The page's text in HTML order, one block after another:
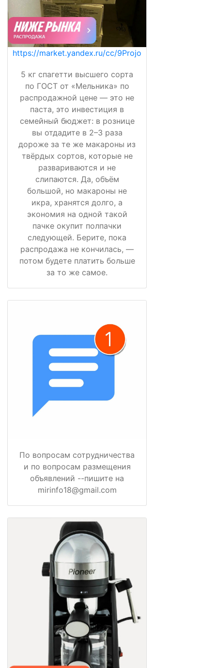
https://market.yandex.ru/cc/9Projo
5 кг спагетти высшего сорта
по ГОСТ от «Мельника» по
распродажной цене — это не
паста, это инвестиция в
семейный бюджет: в рознице
вы отдадите в 2–3 раза
дороже за те же макароны из
твёрдых сортов, которые не
развариваются и не
слипаются. Да, объём
большой, но макароны не
икра, хранятся долго, а
экономия на одной такой
пачке окупит полпачки
следующей. Берите, пока
распродажа не кончилась, —
потом будете платить больше
за то же самое.
По вопросам сотрудничества
и по вопросам размещения
объявлений --пишите на
mirinfo18@gmail.com